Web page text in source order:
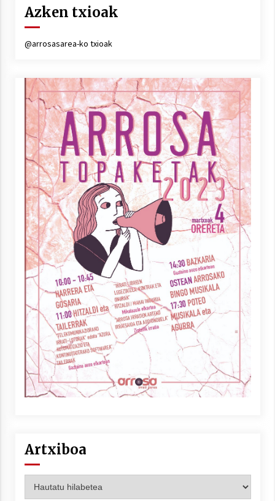
Arrosa sareko IX. topaketak!
2021/10/13
2021/10/04
Segura irratian Arrosaren 20 urteez
2021/07/22
Arrosari buruzko erreportaia
2021/07/16
Berria egunkarian elkarrizketa
Arrosaren 20 urteez
2021/07/06
Hala Bedi irratiko Hizpidea saioan
Azken txioak
@arrosasarea-ko txioak
Artxiboa